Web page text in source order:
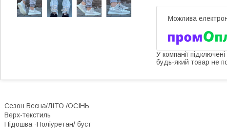
У компанії
будь-який товар не
Сезон Весна/ЛІТО /ОСІНЬ
Верх-текстиль
Підошва -Поліуретан/ буст